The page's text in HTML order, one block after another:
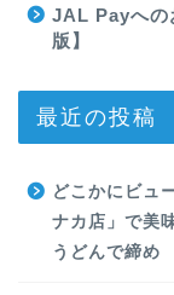
JAL Payへの
版】
最近の投稿
どこかにビュ
ナカ店」で美
うどんで締め